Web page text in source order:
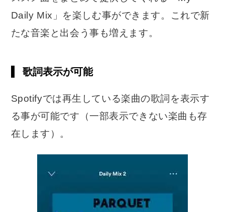
Daily Mix」を楽しむ事ができます。これで新
たな音楽と出会う事も増えます。
歌詞表示が可能
Spotifyでは再生している楽曲の歌詞を表示す
る事が可能です（一部表示できない楽曲も存
在します）。